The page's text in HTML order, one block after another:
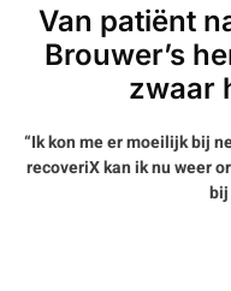
Van patiënt
Brouwer’s
zwaar
“Ik kon me er moeilijk bij
recoveriX kan ik nu weer
bij